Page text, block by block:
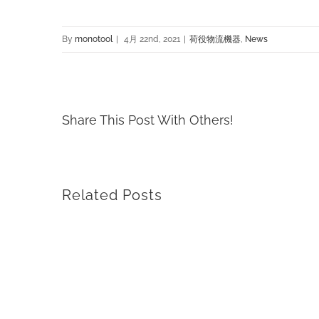
By monotool | 4月 22nd, 2021 | 荷役物流機器 News
Share This Post With Others!
Related Posts